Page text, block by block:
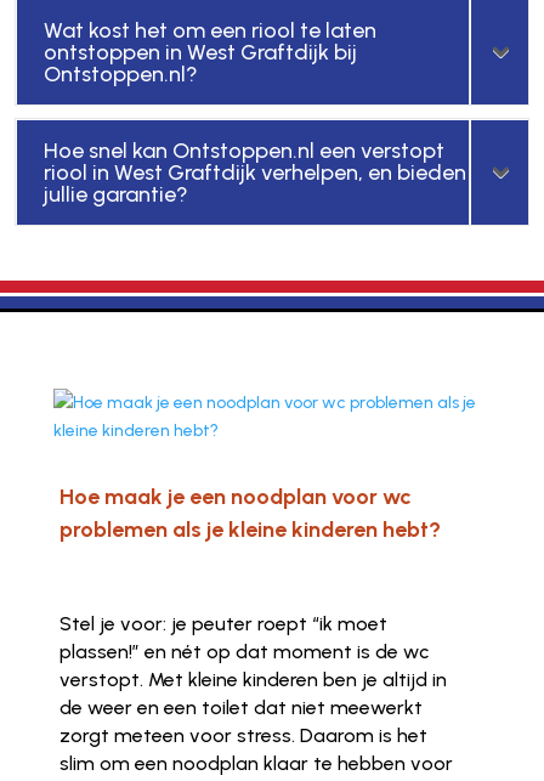
Wat kost het om een riool te laten
ontstoppen in West Graftdijk bij
Ontstoppen.nl?
Hoe snel kan Ontstoppen.nl een verstopt
riool in West Graftdijk verhelpen, en bieden
jullie garantie?
Hoe maak je een noodplan voor wc
problemen als je kleine kinderen hebt?
Stel je voor: je peuter roept “ik moet
plassen!” en nét op dat moment is de wc
verstopt. Met kleine kinderen ben je altijd in
de weer en een toilet dat niet meewerkt
zorgt meteen voor stress. Daarom is het
slim om een noodplan klaar te hebben voor